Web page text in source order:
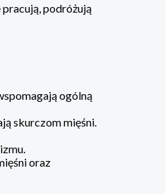
podróżują
ogólną
skurczom mięśni.
oraz